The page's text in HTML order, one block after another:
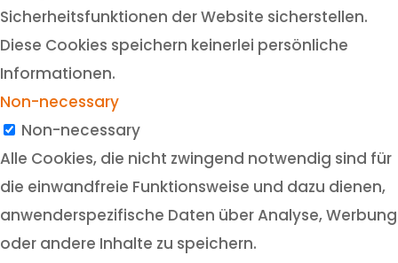
Sicherheitsfunktionen der Website sicherstellen.
Diese Cookies speichern keinerlei persönliche
Informationen.
Non-necessary
Non-necessary
Alle Cookies, die nicht zwingend notwendig sind für
die einwandfreie Funktionsweise und dazu dienen,
anwenderspezifische Daten über Analyse, Werbung
oder andere Inhalte zu speichern.